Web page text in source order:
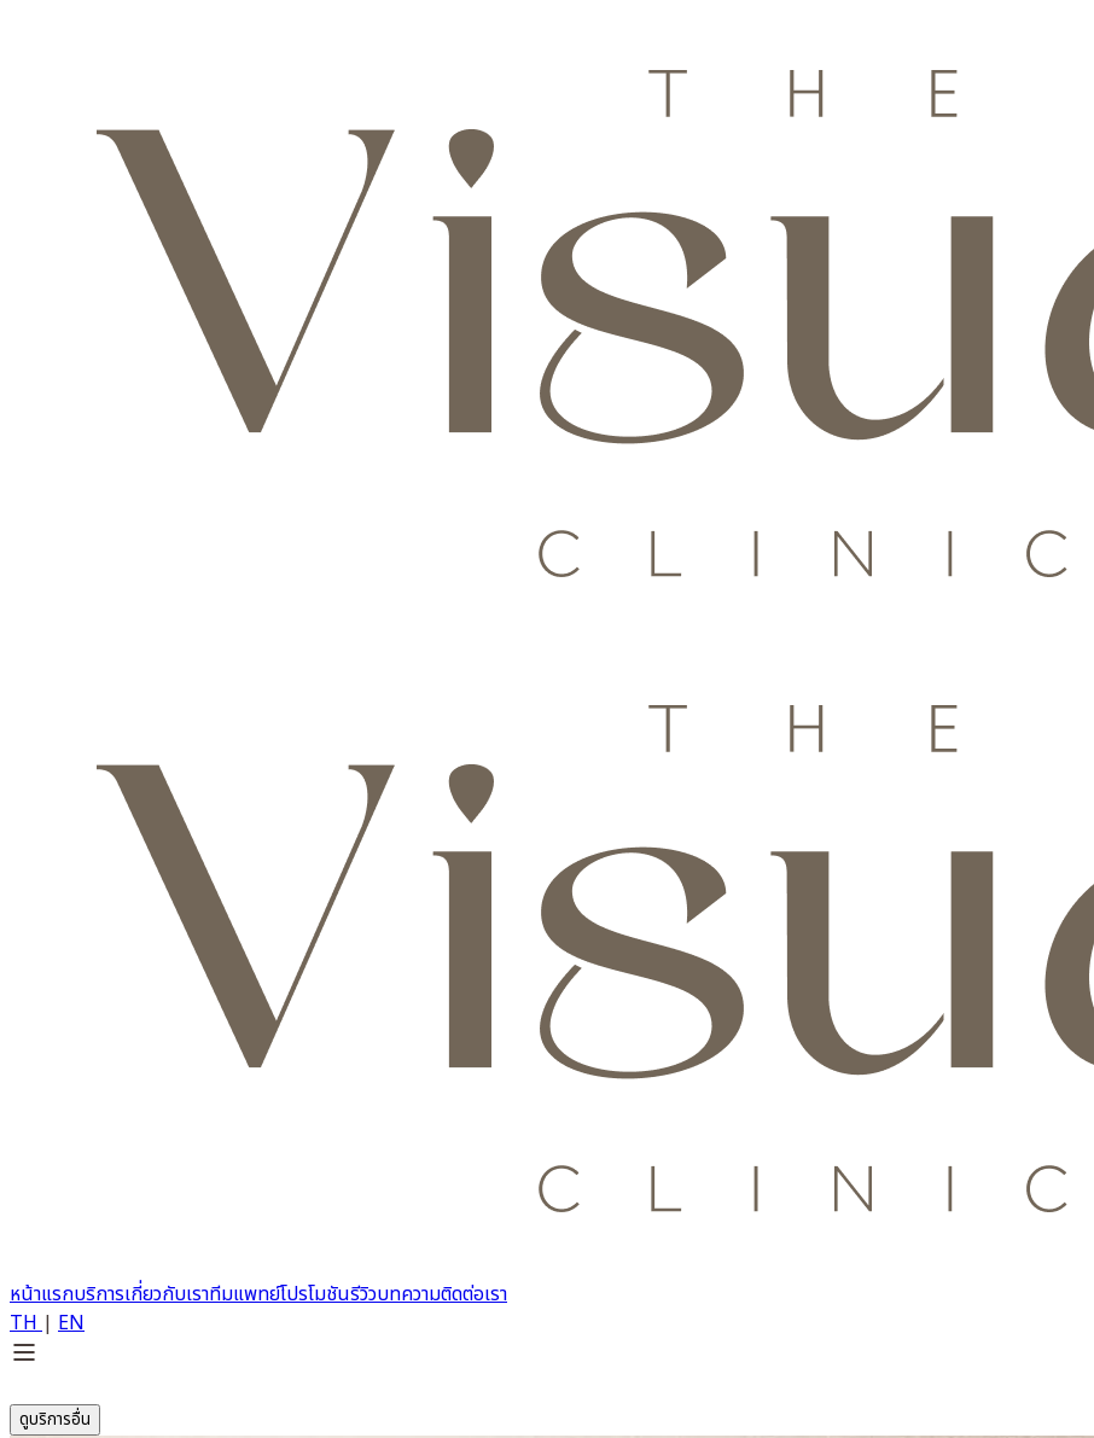
หน้าแรกบริการเกี่ยวกับเราทีมแพทย์โปรโมชันรีวิวบทความติดต่อเรา
TH| EN
ดูบริการอื่น